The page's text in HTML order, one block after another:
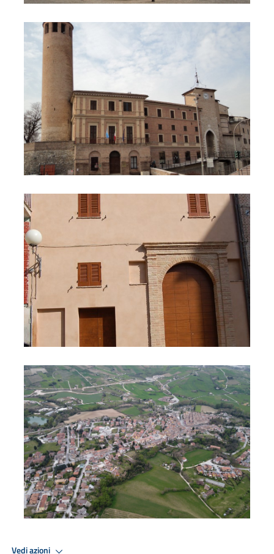
Comune 6
Oratorio di San Rocco (restaurato)
Veduta aerea
Vedi azioni